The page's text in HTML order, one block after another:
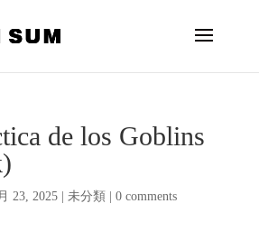
de los Goblins
23, 2025| 未分類 0 comments